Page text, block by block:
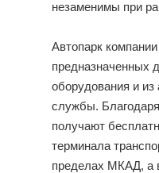
незаменимы при
Автопарк
предназначенных
оборудования и
службы.
получают
терминала
пределах МКАД, а